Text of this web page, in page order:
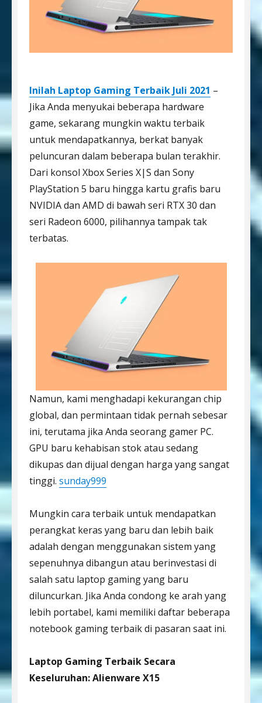
Inilah Laptop Gaming Terbaik Juli 2021 –
Jika Anda menyukai beberapa hardware
game, sekarang mungkin waktu terbaik
untuk mendapatkannya, berkat banyak
peluncuran dalam beberapa bulan terakhir.
Dari konsol Xbox Series X|S dan Sony
PlayStation 5 baru hingga kartu grafis baru
NVIDIA dan AMD di bawah seri RTX 30 dan
seri Radeon 6000, pilihannya tampak tak
terbatas.
Namun, kami menghadapi kekurangan chip
global, dan permintaan tidak pernah sebesar
ini, terutama jika Anda seorang gamer PC.
GPU baru kehabisan stok atau sedang
dikupas dan dijual dengan harga yang sangat
tinggi. sunday999
Mungkin cara terbaik untuk mendapatkan
perangkat keras yang baru dan lebih baik
adalah dengan menggunakan sistem yang
sepenuhnya dibangun atau berinvestasi di
salah satu laptop gaming yang baru
diluncurkan. Jika Anda condong ke arah yang
lebih portabel, kami memiliki daftar beberapa
notebook gaming terbaik di pasaran saat ini.
Laptop Gaming Terbaik Secara
Keseluruhan: Alienware X15